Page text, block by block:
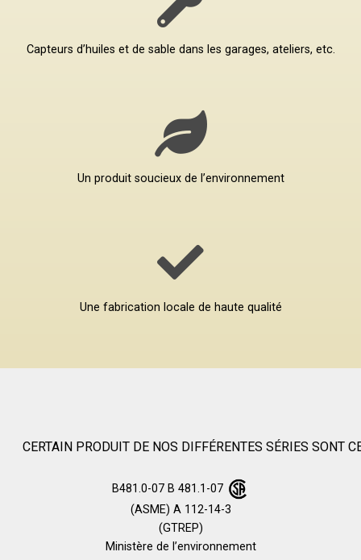
Capteurs d’huiles et de sable dans les garages, ateliers, etc.
Un produit soucieux de l’environnement
Une fabrication locale de haute qualité
CERTAIN PRODUIT DE NOS DIFFÉRENTES SÉRIES SONT
B481.0-07 B 481.1-07
(ASME) A 112-14-3
(GTREP)
Ministère de l’environnement